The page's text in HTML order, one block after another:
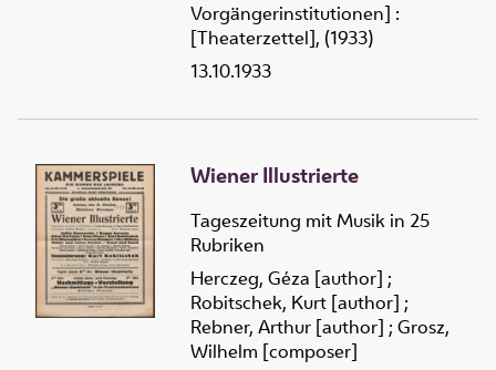
Vorgängerinstitutionen] :
[Theaterzettel], (1933)
13.10.1933
Wiener Illustrierte
Tageszeitung mit Musik in 25
Rubriken
Herczeg, Géza [author] ;
Robitschek, Kurt [author] ;
Rebner, Arthur [author] ; Grosz,
Wilhelm [composer]